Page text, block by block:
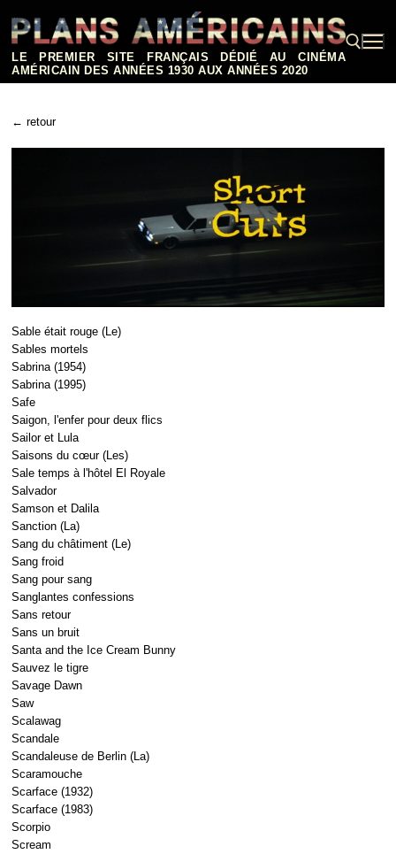
contenu
LE PREMIER SITE FRANÇAIS DÉDIÉ AU CINÉMA
AMÉRICAIN DES ANNÉES 1930 AUX ANNÉES 2020
← retour
Sable était rouge (Le)
Sables mortels
Sabrina (1954)
Sabrina (1995)
Safe
Saigon, l'enfer pour deux flics
Sailor et Lula
Saisons du cœur (Les)
Sale temps à l'hôtel El Royale
Salvador
Samson et Dalila
Sanction (La)
Sang du châtiment (Le)
Sang froid
Sang pour sang
Sanglantes confessions
Sans retour
Sans un bruit
Santa and the Ice Cream Bunny
Sauvez le tigre
Savage Dawn
Saw
Scalawag
Scandale
Scandaleuse de Berlin (La)
Scaramouche
Scarface (1932)
Scarface (1983)
Scorpio
Scream